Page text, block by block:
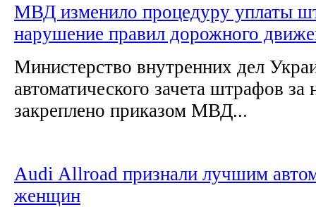
МВД изменило процедуру уплаты
нарушение правил дорожного
Министерство внутренних дел
автоматического зачета штрафов
закреплено приказом МВД...
Audi Allroad признали лучшим
женщин